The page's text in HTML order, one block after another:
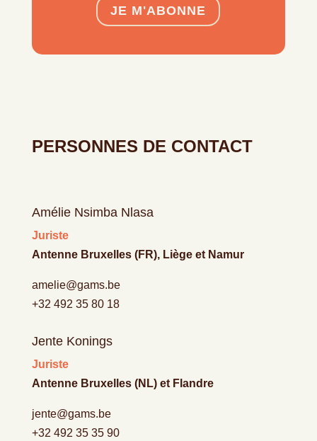
JE M'ABONNE
PERSONNES DE CONTACT
Amélie Nsimba Nlasa
Juriste
Antenne Bruxelles (FR), Liège et Namur
amelie@gams.be
+32 492 35 80 18
Jente Konings
Juriste
Antenne Bruxelles (NL) et Flandre
jente@gams.be
+32 492 35 35 90